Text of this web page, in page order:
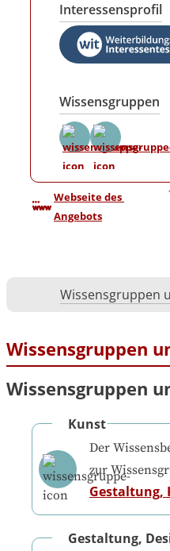
Interessensprofil
Wissensgruppen
Webseite des
Angebots
Wissensgruppen
Wissensgruppen
Wissensgruppen
Kunst
Der
zur
Gestaltung,
Gestaltung,